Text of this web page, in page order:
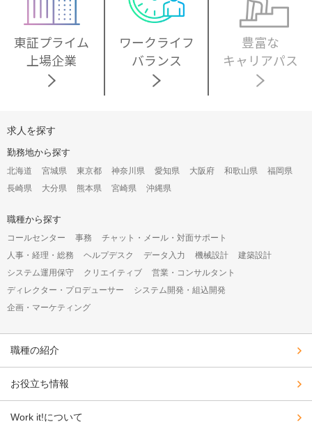
東証プライム
上場企業
ワークライフ
バランス
豊富な
キャリアパス
求人を探す
勤務地から探す
北海道 宮城県 東京都 神奈川県 愛知県 大阪府 和歌山県
福岡県
長崎県
大分県 熊本県 宮崎県 沖縄県
職種から探す
コールセンター 事務
チャット・メール・対面サポート
人事・経理・総務
ヘルプデスク データ入力 機械設計
建築設計
システム運用保守
クリエイティブ
営業・コンサルタント
ディレクター・プロデューサー
システム開発・組込開発
企画・マーケティング
職種の紹介
お役立ち情報
Work it!について